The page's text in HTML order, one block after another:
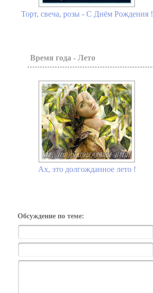
Торт, свеча, розы - С Днём Рождения !
Время года - Лето
Ах, это долгожданное лето !
Обсуждение по теме: